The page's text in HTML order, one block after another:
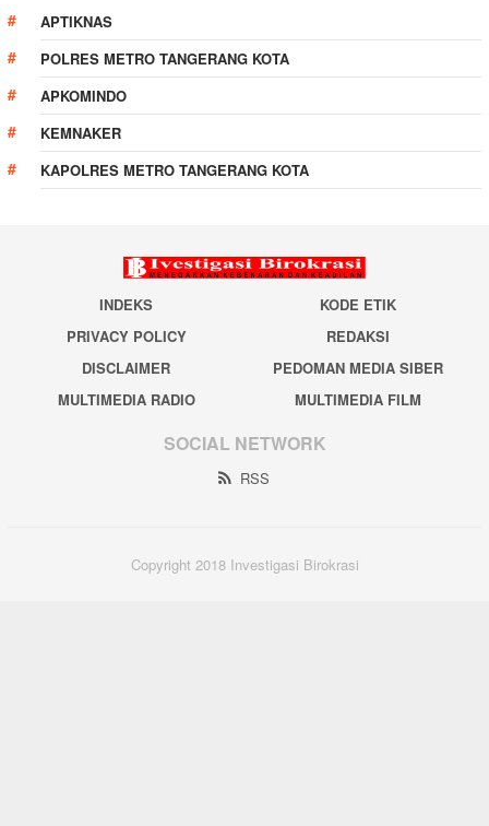
APTIKNAS
POLRES METRO TANGERANG KOTA
APKOMINDO
KEMNAKER
KAPOLRES METRO TANGERANG KOTA
INDEKS
KODE ETIK
PRIVACY POLICY
REDAKSI
DISCLAIMER
PEDOMAN MEDIA SIBER
MULTIMEDIA RADIO
MULTIMEDIA FILM
SOCIAL NETWORK
RSS
Copyright 2018 Investigasi Birokrasi